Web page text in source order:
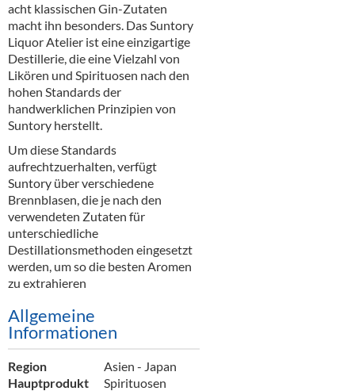
Termine
Bier
Alkoholfreie Getränke
Öle & Küchenartikel
Kaffee
Barzubehör
Equipment
Verpackung
Hygieneartikel & Desinfektion
acht klassischen Gin-Zutaten
macht ihn besonders. Das Suntory
Liquor Atelier ist eine einzigartige
Destillerie, die eine Vielzahl von
Likören und Spirituosen nach den
hohen Standards der
handwerklichen Prinzipien von
Suntory herstellt.
Um diese Standards
aufrechtzuerhalten, verfügt
Suntory über verschiedene
Brennblasen, die je nach den
verwendeten Zutaten für
unterschiedliche
Destillationsmethoden eingesetzt
werden, um so die besten Aromen
zu extrahieren
Allgemeine
Informationen
Region
Asien - Japan
Hauptprodukt
Spirituosen